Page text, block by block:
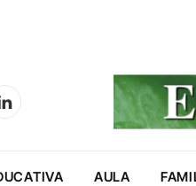
LinkedIn
AULA